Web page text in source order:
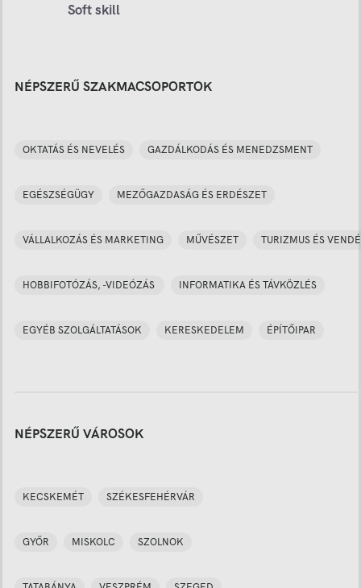
Soft skill
NÉPSZERŰ SZAKMACSOPORTOK
OKTATÁS ÉS NEVELÉS GAZDÁLKODÁS ÉS MENEDZSMENT
EGÉSZSÉGÜGY MEZŐGAZDASÁG ÉS ERDÉSZET
VÁLLALKOZÁS ÉS MARKETING MŰVÉSZET TURIZMUS ÉS
HOBBIFOTÓZÁS, -VIDEÓZÁS INFORMATIKA ÉS TÁVKÖZLÉS
EGYÉB SZOLGÁLTATÁSOK KERESKEDELEM ÉPÍTŐIPAR
NÉPSZERŰ VÁROSOK
KECSKEMÉT SZÉKESFEHÉRVÁR
GYŐR MISKOLC SZOLNOK